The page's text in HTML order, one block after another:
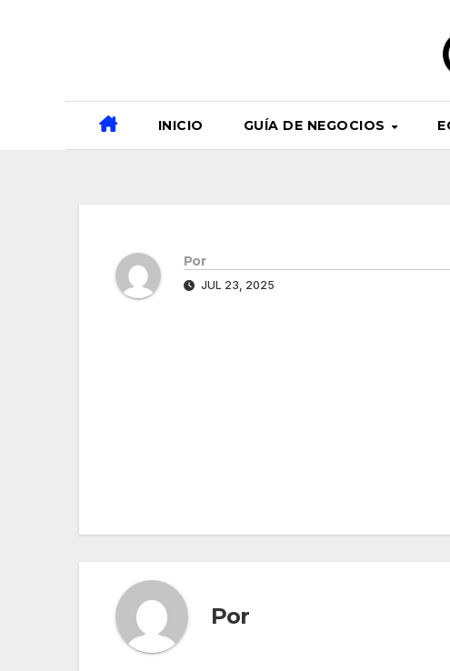
INICIO GUÍA DE NEGOCIOS
Por
JUL 23, 2025
entradas
Por